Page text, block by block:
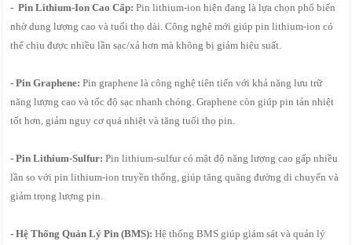
- Pin Lithium-Ion Cao Cấp: Pin lithium-ion hiện đang là lựa chọn phổ biến
nhờ dung lượng cao và tuổi thọ dài. Công nghệ mới giúp pin lithium-ion có
thể chịu được nhiều lần sạc/xả hơn mà không bị giảm hiệu suất.
- Pin Graphene: Pin graphene là công nghệ tiên tiến với khả năng lưu trữ
năng lượng cao và tốc độ sạc nhanh chóng. Graphene còn giúp pin tản nhiệt
tốt hơn, giảm nguy cơ quá nhiệt và tăng tuổi thọ pin.
- Pin Lithium-Sulfur: Pin lithium-sulfur có mật độ năng lượng cao gấp nhiều
lần so với pin lithium-ion truyền thống, giúp tăng quãng đường di chuyển và
giảm trọng lượng pin.
- Hệ Thống Quản Lý Pin (BMS): Hệ thống BMS giúp giám sát và quản lý